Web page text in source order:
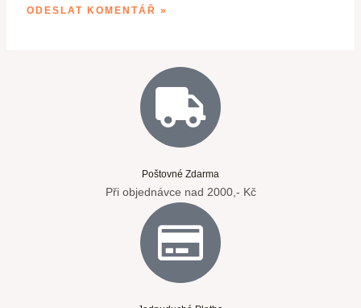
Poštovné Zdarma
Při objednávce nad 2000,- Kč